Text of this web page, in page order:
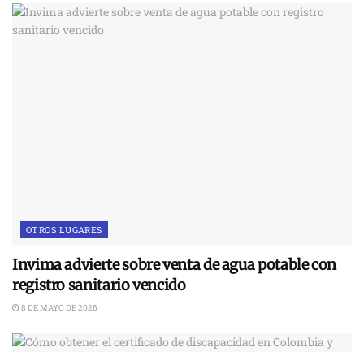
OTROS LUGARES
Invima advierte sobre venta de agua potable con
registro sanitario vencido
8 DE MAYO DE 2026